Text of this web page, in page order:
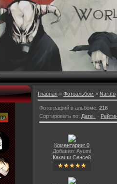
Главная » Фотоальбом » Naruto
Фотографий в альбоме: 216
Сортировать по: Дате ·
Коментарии: 0
Добавил: Ayumi
Какаши Сенсей